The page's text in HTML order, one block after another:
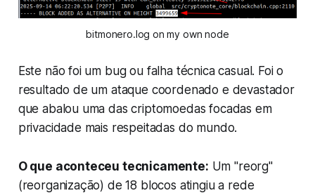
bitmonero.log on my own node
Este não foi um bug ou falha técnica casual. Foi o
resultado de um ataque coordenado e devastador
que abalou uma das criptomoedas focadas em
privacidade mais respeitadas do mundo.
O que aconteceu tecnicamente: Um "reorg"
(reorganização) de 18 blocos atingiu a rede